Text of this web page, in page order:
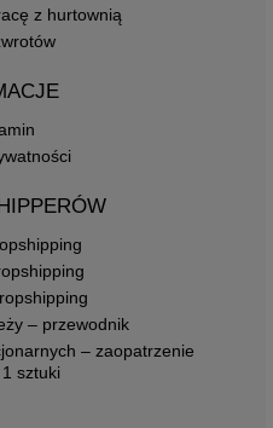
z hurtownią
– przewodnik
– zaopatrzenie
sztuki